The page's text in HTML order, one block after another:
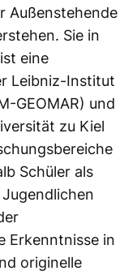
Außenstehende
Sie in
eine
Leibniz-Institut
GEOMAR) und
zu Kiel
Schüler als
Erkenntnisse in
originelle